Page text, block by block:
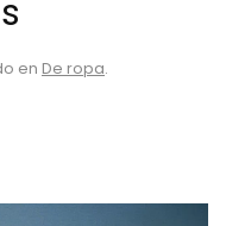
en De ropa.